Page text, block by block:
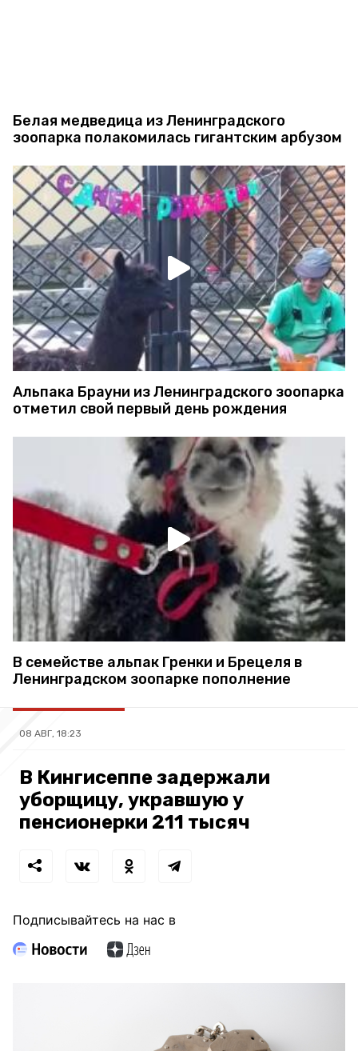
Белая медведица из Ленинградского
зоопарка полакомилась гигантским арбузом
Альпака Брауни из Ленинградского зоопарка
отметил свой первый день рождения
В семействе альпак Гренки и Брецеля в
Ленинградском зоопарке пополнение
08 АВГ, 18:23
В Кингисеппе задержали
уборщицу, укравшую у
пенсионерки 211 тысяч
Подписывайтесь на нас в